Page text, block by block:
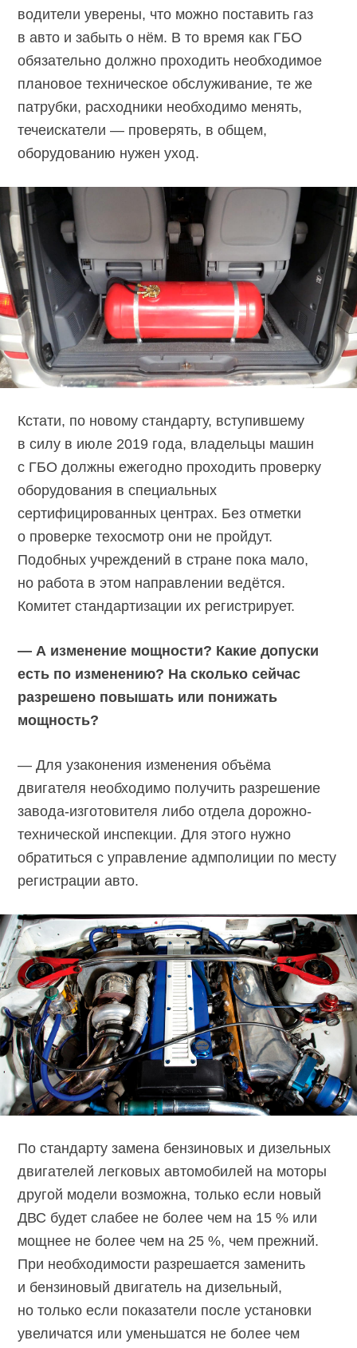
водители уверены, что можно поставить газ
в авто и забыть о нём. В то время как ГБО
обязательно должно проходить необходимое
плановое техническое обслуживание, те же
патрубки, расходники необходимо менять,
течеискатели — проверять, в общем,
оборудованию нужен уход.
Кстати, по новому стандарту, вступившему
в силу в июле 2019 года, владельцы машин
с ГБО должны ежегодно проходить проверку
оборудования в специальных
сертифицированных центрах. Без отметки
о проверке техосмотр они не пройдут.
Подобных учреждений в стране пока мало,
но работа в этом направлении ведётся.
Комитет стандартизации их регистрирует.
— А изменение мощности? Какие допуски
есть по изменению? На сколько сейчас
разрешено повышать или понижать
мощность?
— Для узаконения изменения объёма
двигателя необходимо получить разрешение
завода-изготовителя либо отдела дорожно-
технической инспекции. Для этого нужно
обратиться с управление адмполиции по месту
регистрации авто.
По стандарту замена бензиновых и дизельных
двигателей легковых автомобилей на моторы
другой модели возможна, только если новый
ДВС будет слабее не более чем на 15 % или
мощнее не более чем на 25 %, чем прежний.
При необходимости разрешается заменить
и бензиновый двигатель на дизельный,
но только если показатели после установки
увеличатся или уменьшатся не более чем